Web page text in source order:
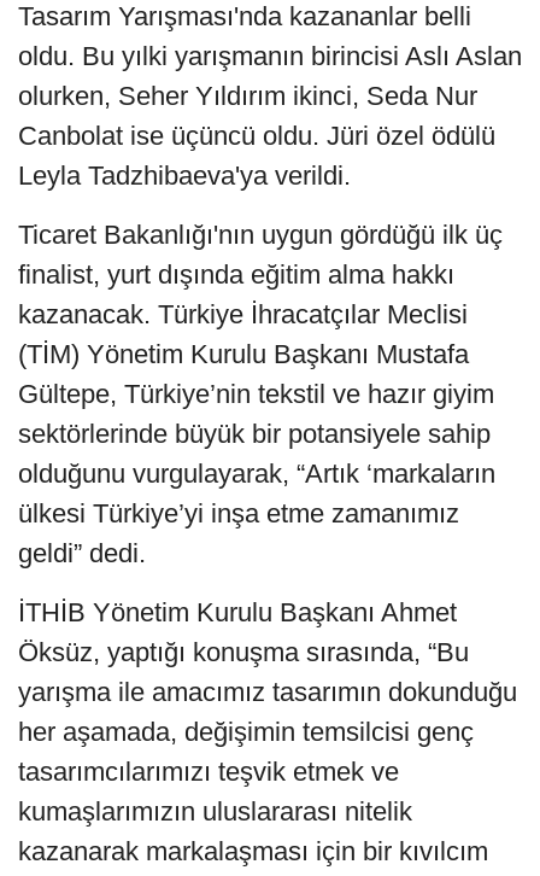
Tasarım Yarışması'nda kazananlar belli
oldu. Bu yılki yarışmanın birincisi Aslı Aslan
olurken, Seher Yıldırım ikinci, Seda Nur
Canbolat ise üçüncü oldu. Jüri özel ödülü
Leyla Tadzhibaeva'ya verildi.
Ticaret Bakanlığı'nın uygun gördüğü ilk üç
finalist, yurt dışında eğitim alma hakkı
kazanacak. Türkiye İhracatçılar Meclisi
(TİM) Yönetim Kurulu Başkanı Mustafa
Gültepe, Türkiye’nin tekstil ve hazır giyim
sektörlerinde büyük bir potansiyele sahip
olduğunu vurgulayarak, “Artık ‘markaların
ülkesi Türkiye’yi inşa etme zamanımız
geldi” dedi.
İTHİB Yönetim Kurulu Başkanı Ahmet
Öksüz, yaptığı konuşma sırasında, “Bu
yarışma ile amacımız tasarımın dokunduğu
her aşamada, değişimin temsilcisi genç
tasarımcılarımızı teşvik etmek ve
kumaşlarımızın uluslararası nitelik
kazanarak markalaşması için bir kıvılcım